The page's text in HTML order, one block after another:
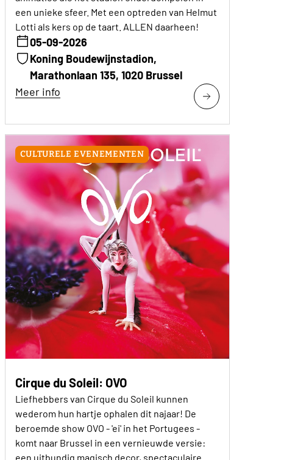
een unieke sfeer. Met een optreden van Helmut
Lotti als kers op de taart. ALLEN daarheen!
05-09-2026
Koning Boudewijnstadion,
Marathonlaan 135, 1020 Brussel
Meer info
CULTURELE EVENEMENTEN
Cirque du Soleil: OVO
Liefhebbers van Cirque du Soleil kunnen
wederom hun hartje ophalen dit najaar! De
beroemde show OVO - 'ei' in het Portugees -
komt naar Brussel in een vernieuwde versie:
een uitbundig magisch decor, spectaculaire